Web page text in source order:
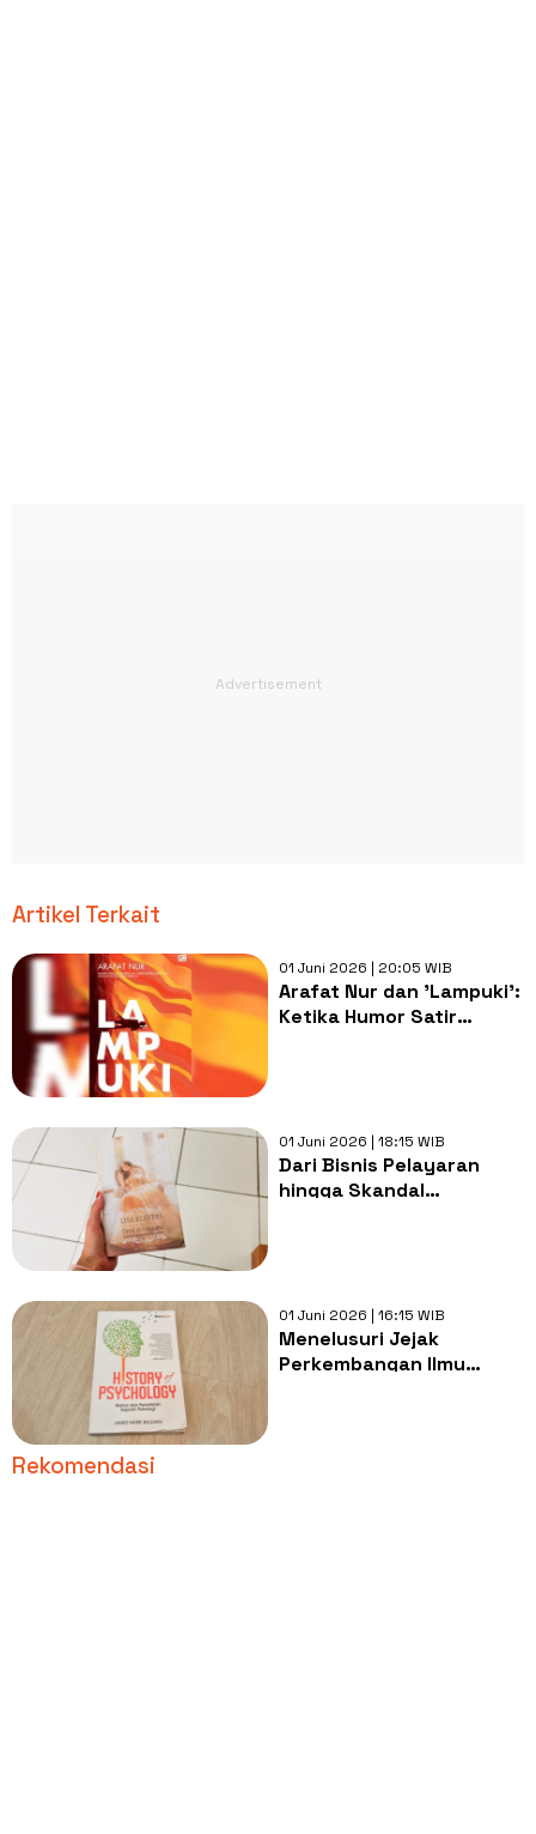
Artikel Terkait
01 Juni 2026 | 20:05 WIB
Arafat Nur dan 'Lampuki':
Ketika Humor Satir
01 Juni 2026 | 18:15 WIB
Dari Bisnis Pelayaran
hingga Skandal
01 Juni 2026 | 16:15 WIB
Menelusuri Jejak
Perkembangan Ilmu
Rekomendasi